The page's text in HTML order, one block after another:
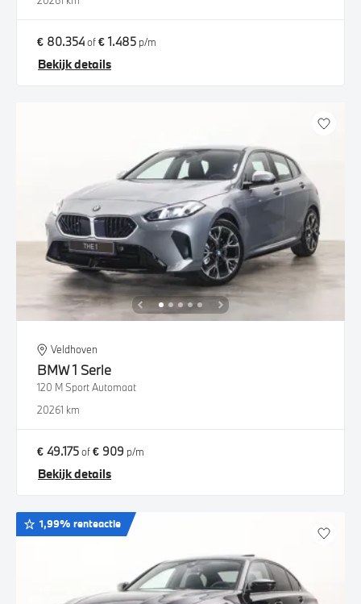
€ 80.354of€ 1.485 p/m
Bekijk details
Veldhoven
BMW1 Serie
120 M Sport Automaat
20261 km
€ 49.175of€ 909 p/m
Bekijk details
1,99% renteactie